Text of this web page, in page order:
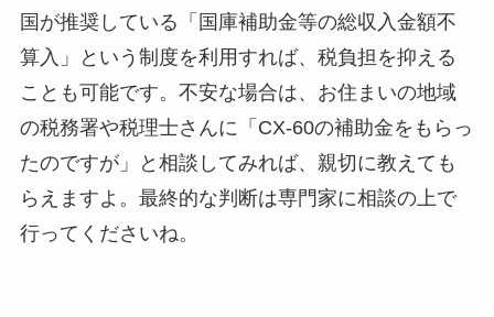
国が推奨している「国庫補助金等の総収入金額不
算入」という制度を利用すれば、税負担を抑える
ことも可能です。不安な場合は、お住まいの地域
の税務署や税理士さんに「CX-60の補助金をもらっ
たのですが」と相談してみれば、親切に教えても
らえますよ。最終的な判断は専門家に相談の上で
行ってくださいね。